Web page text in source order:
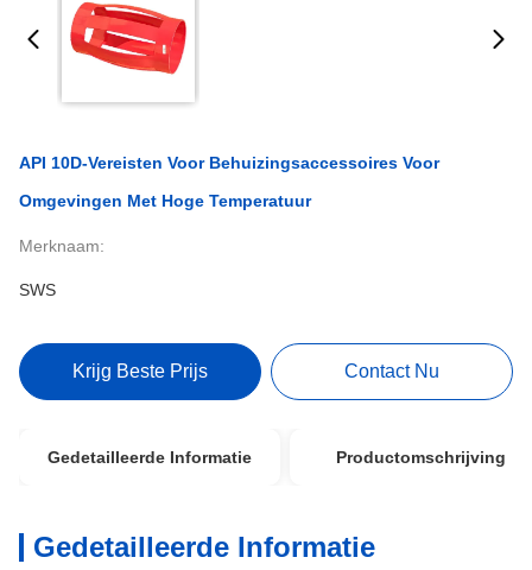
API 10D-Vereisten Voor Behuizingsaccessoires Voor
Omgevingen Met Hoge Temperatuur
Merknaam:
SWS
Krijg Beste Prijs Contact Nu
Gedetailleerde Informatie Productomschrijving
Gedetailleerde Informatie